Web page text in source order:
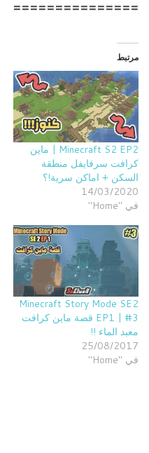
===============
مرتبط
Minecraft S2 EP2 | ماين
كرافت سرفايفل منطقة
السكن + اماكن سرية!؟
14/03/2020
في "Home"
Minecraft Story Mode SE2
EP1 | #3 قصة ماين كرافت
معبد الماء !!
25/08/2017
في "Home"